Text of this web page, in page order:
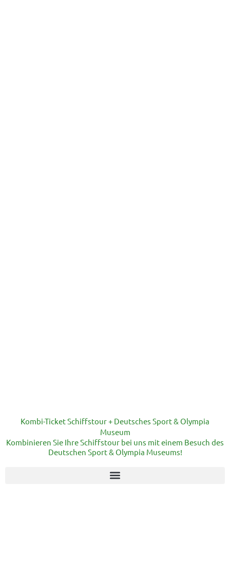
Kombi-Ticket Schiffstour + Deutsches Sport & Olympia
Museum
Kombinieren Sie Ihre Schiffstour bei uns mit einem Besuch des
Deutschen Sport & Olympia Museums!